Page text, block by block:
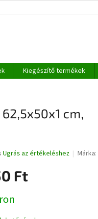
Kiegészítő termékek
cm,
Ugrás az értékeléshez Márka:
Ft